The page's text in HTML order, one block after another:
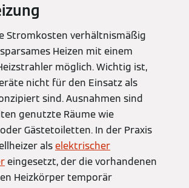
Stromkosten verhältnismäßig
Heizen mit einem
möglich. Wichtig ist,
nicht für den Einsatz als
sind. Ausnahmen sind
genutzte Räume wie
Gästetoiletten. In der Praxis
alselektrischer
eingesetzt, der die vorhandenen
Heizkörper temporär